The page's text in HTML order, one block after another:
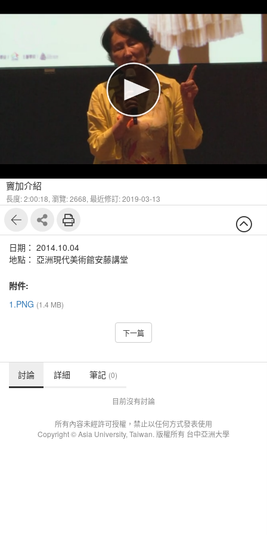
竇加介紹
長度: 2:00:18, 瀏覽: 2668, 最近修訂: 2019-03-13
日期： 2014.10.04
地點： 亞洲現代美術館安藤講堂
附件:
1.PNG (1.4 MB)
下一篇
討論 詳細 筆記 (0)
目前沒有討論
所有內容未經許可授權，禁止以任何方式發表使用
Copyright © Asia University, Taiwan. 版權所有 台中亞洲大學